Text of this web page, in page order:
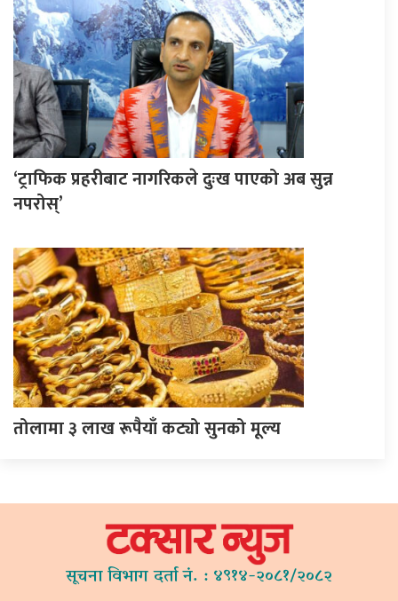
‘ट्राफिक प्रहरीबाट नागरिकले दुःख पाएको अब सुन्न
नपरोस्’
तोलामा ३ लाख रूपैयाँ कट्यो सुनको मूल्य
सूचना विभाग दर्ता नं. : ४९१४-२०८१/२०८२